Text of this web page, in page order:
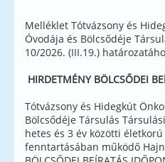
Melléklet Tótvázsony és
Óvodája és Bölcsődéje
10/2026. (III.19.)
HIRDETMÉNY BÖLCSŐDEI
Tótvázsony és Hidegkút
Bölcsődéje Társulás
hetes és 3 év közötti
fenntartásában működő